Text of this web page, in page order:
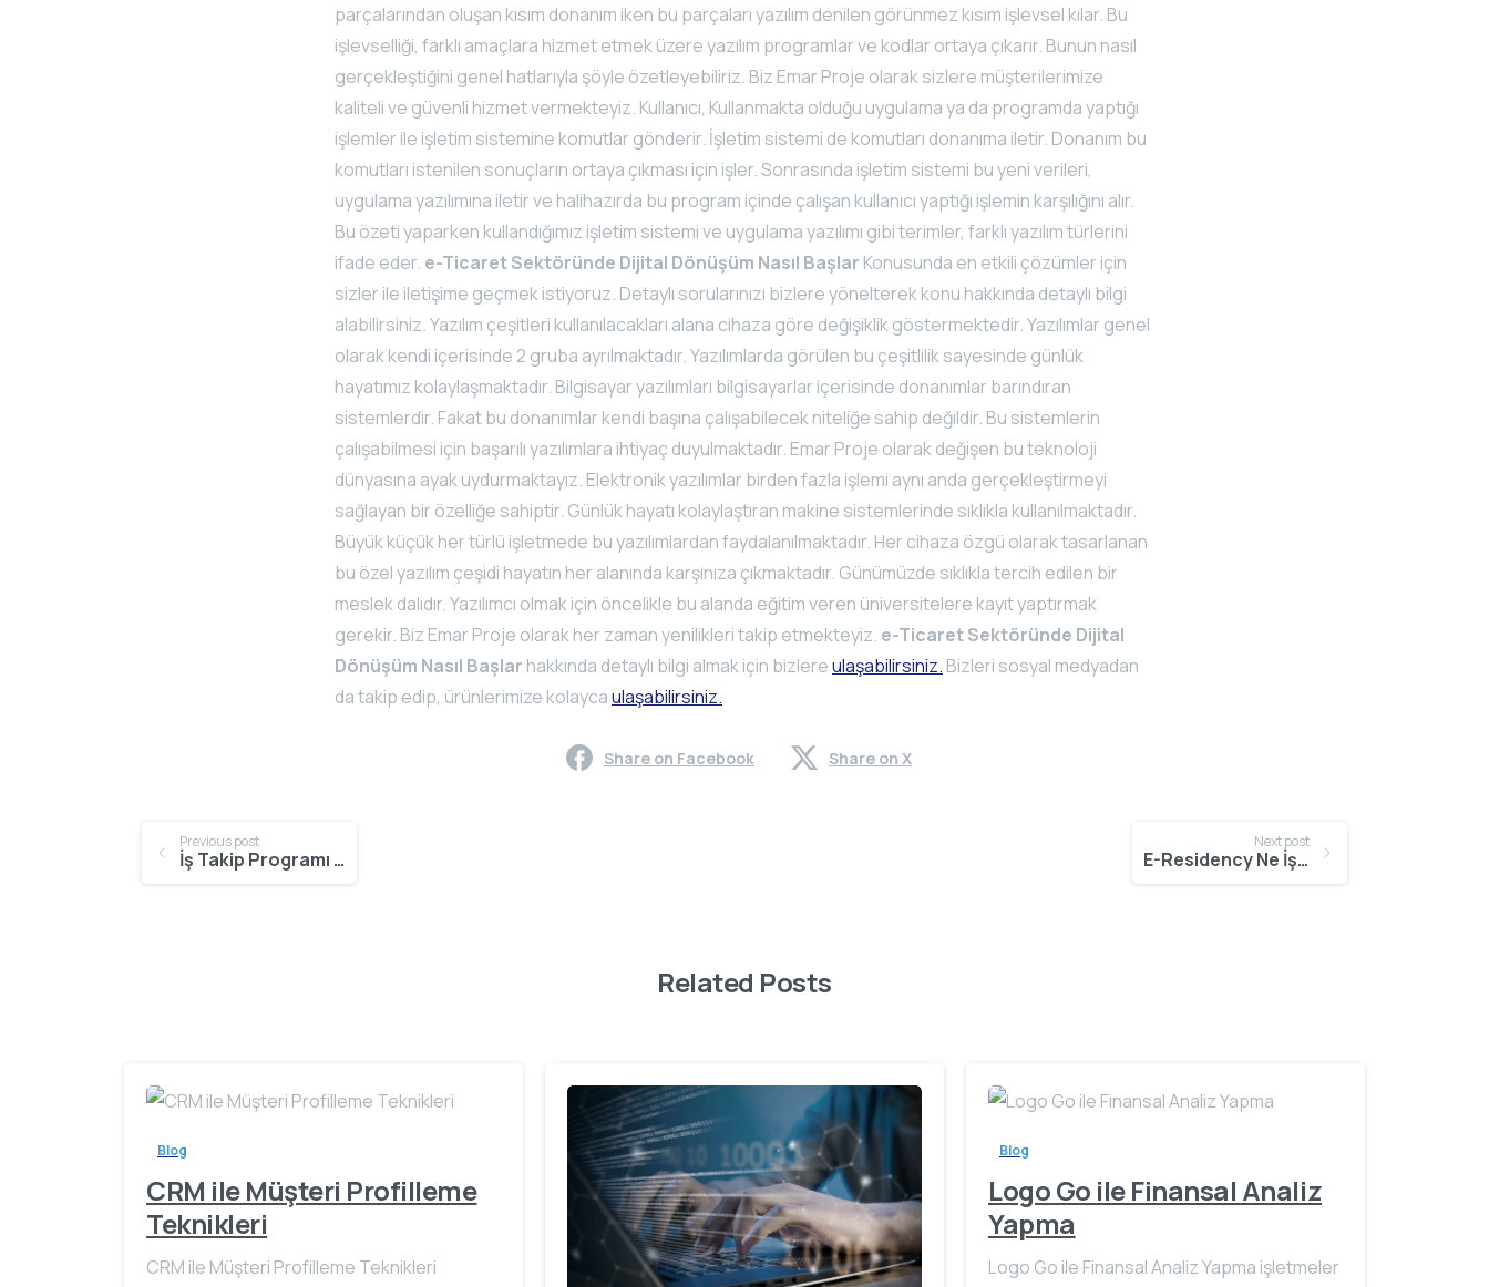
parçalarından oluşan kısım donanım iken bu parçaları yazılım denilen görünmez kısım işlevsel kılar. Bu
işlevselliği, farklı amaçlara hizmet etmek üzere yazılım programlar ve kodlar ortaya çıkarır. Bunun nasıl
gerçekleştiğini genel hatlarıyla şöyle özetleyebiliriz. Biz Emar Proje olarak sizlere müşterilerimize
kaliteli ve güvenli hizmet vermekteyiz. Kullanıcı, Kullanmakta olduğu uygulama ya da programda yaptığı
işlemler ile işletim sistemine komutlar gönderir. İşletim sistemi de komutları donanıma iletir. Donanım bu
komutları istenilen sonuçların ortaya çıkması için işler. Sonrasında işletim sistemi bu yeni verileri,
uygulama yazılımına iletir ve halihazırda bu program içinde çalışan kullanıcı yaptığı işlemin karşılığını alır.
Bu özeti yaparken kullandığımız işletim sistemi ve uygulama yazılımı gibi terimler, farklı yazılım türlerini
ifade eder. e-Ticaret Sektöründe Dijital Dönüşüm Nasıl Başlar Konusunda en etkili çözümler için
sizler ile iletişime geçmek istiyoruz. Detaylı sorularınızı bizlere yönelterek konu hakkında detaylı bilgi
alabilirsiniz. Yazılım çeşitleri kullanılacakları alana cihaza göre değişiklik göstermektedir. Yazılımlar genel
olarak kendi içerisinde 2 gruba ayrılmaktadır. Yazılımlarda görülen bu çeşitlilik sayesinde günlük
hayatımız kolaylaşmaktadır. Bilgisayar yazılımları bilgisayarlar içerisinde donanımlar barındıran
sistemlerdir. Fakat bu donanımlar kendi başına çalışabilecek niteliğe sahip değildir. Bu sistemlerin
çalışabilmesi için başarılı yazılımlara ihtiyaç duyulmaktadır. Emar Proje olarak değişen bu teknoloji
dünyasına ayak uydurmaktayız. Elektronik yazılımlar birden fazla işlemi aynı anda gerçekleştirmeyi
sağlayan bir özelliğe sahiptir. Günlük hayatı kolaylaştıran makine sistemlerinde sıklıkla kullanılmaktadır.
Büyük küçük her türlü işletmede bu yazılımlardan faydalanılmaktadır. Her cihaza özgü olarak tasarlanan
bu özel yazılım çeşidi hayatın her alanında karşınıza çıkmaktadır. Günümüzde sıklıkla tercih edilen bir
meslek dalıdır. Yazılımcı olmak için öncelikle bu alanda eğitim veren üniversitelere kayıt yaptırmak
gerekir. Biz Emar Proje olarak her zaman yenilikleri takip etmekteyiz. e-Ticaret Sektöründe Dijital
Dönüşüm Nasıl Başlar hakkında detaylı bilgi almak için bizlereulaşabilirsiniz. Bizleri sosyal medyadan
da takip edip, ürünlerimize kolaycaulaşabilirsiniz.
Share on Facebook Share on X
Continue
Previous post
İş Takip Programı Ne İşe Yarar
Next post
E-Residency Ne İşe Yarar
Related Posts
Blog
CRM ile Müşteri Profilleme
Teknikleri
CRM ile Müşteri Profilleme Teknikleri
Blog
Logo Go ile Finansal Analiz
Yapma
Logo Go ile Finansal Analiz Yapma işletmeler